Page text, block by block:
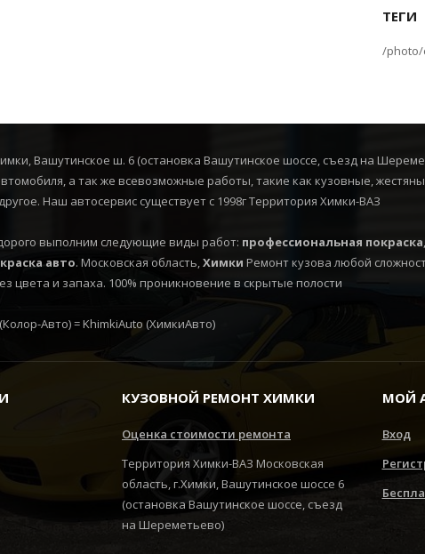
ТЕГИ
/photo/
Вашутинское ш. 6 (остановка Вашутинское шоссе, съезд на
а так же всевозможные работы, такие как кузовные,
Наш автосервис существует с 1998г Территория Химки-ВАЗ
выполним следующие виды работ: профессиональная покраска
авто. Московская область,Химки Ремонт кузова любой
цвета и запаха. 100% проникновение в скрытые полости
Авто) = KhimkiAuto (ХимкиАвто)
КУЗОВНОЙ РЕМОНТ ХИМКИ
Оценка стоимости ремонта
Территория Химки-ВАЗ Московская
область, г.Химки, Вашутинское шоссе 6
(остановка Вашутинское шоссе, съезд
на Шереметьево)
МОЙ
Вход